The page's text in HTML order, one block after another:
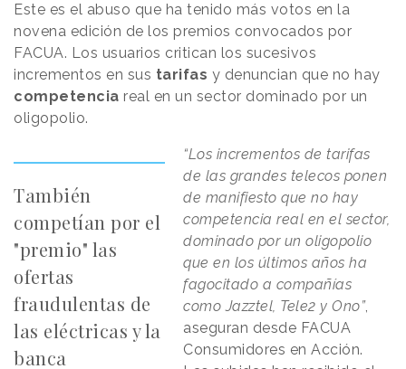
Este es el abuso que ha tenido más votos en la
novena edición de los premios convocados por
FACUA. Los usuarios critican los sucesivos
incrementos en sus tarifas y denuncian que no hay
competencia real en un sector dominado por un
oligopolio.
También
competían por el
"premio" las
ofertas
fraudulentas de
las eléctricas y la
banca
“Los incrementos de tarifas
de las grandes telecos ponen
de manifiesto que no hay
competencia real en el sector,
dominado por un oligopolio
que en los últimos años ha
fagocitado a compañías
como Jazztel, Tele2 y Ono”,
aseguran desde FACUA
Consumidores en Acción.